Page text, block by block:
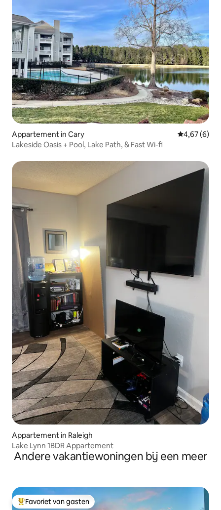
Appartement in Cary Gemiddelde
4,67 (6)
Lakeside Oasis + Pool, Lake Path, & Fast Wi-fi
Appartement in Raleigh
Lake Lynn 1BDR Appartement
Andere vakantiewoningen bij een meer
Topfavoriet van gasten
Favoriet van gasten